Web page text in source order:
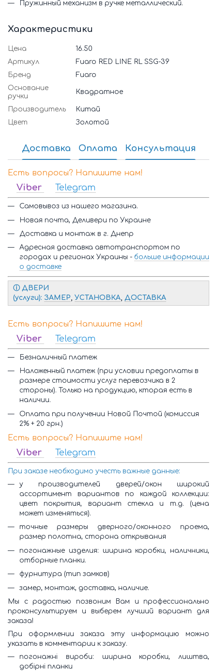
Пружинный механизм в ручке металлический.
Характеристики
Цена
16.50
Артикул
Fuaro RED LINE RL SSG-39
Бренд
Fuaro
Основание
ручки
Квадратное
Производитель
Китай
Цвет
Золотой
Доставка Оплата Консультация
Есть вопросы? Напишите нам!
Viber Telegram
Самовывоз из нашего магазина.
Новая почта, Деливери по Украине
Доставка и монтаж в г. Днепр
Адресная доставка автотранспортом по
городах и регионах Украины - больше информации
о доставке
ⓘ Д ВЕРИ
(услуги): ЗАМЕР УСТАНОВКА ДОСТАВКА
Есть вопросы? Напишите нам!
Viber Telegram
Безналичный платеж
Наложенный платеж (при условии предоплаты в
размере стоимости услуг перевозчика в 2
стороны). Только на продукцию, кторая есть в
наличии.
Оплата при получении Новой Почтой (комиссия
2% + 20 грн.)
Есть вопросы? Напишите нам!
Viber Telegram
При заказе необходимо учесть важные данные:
у производителей дверей/окон широкий
ассортимент вариантов по каждой коллекции:
цвет покрытия, вариант стекла и т.д. (цена
может изменяться).
точные размеры дверного/оконного проема,
размер полотна, сторона открывания
погонажные изделия: ширина коробки, наличники,
отборные планки.
фурнитура (тип замков)
замер, монтаж, доставка, наличие.
Мы с радостью позвоним Вам и профессионально
проконсультируем и выберем лучший вариант для
заказа!
При оформлении заказа эту информацию можно
указать в комментарии к заказу.
погонажні вироби: ширина коробки, лиштва,
добірні планки